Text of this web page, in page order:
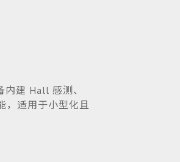
内建 Hall 感测、
，适用于小型化且